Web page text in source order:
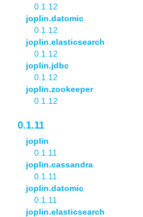
0.1.12
joplin.datomic
0.1.12
joplin.elasticsearch
0.1.12
joplin.jdbc
0.1.12
joplin.zookeeper
0.1.12
0.1.11
joplin
0.1.11
joplin.cassandra
0.1.11
joplin.datomic
0.1.11
joplin.elasticsearch